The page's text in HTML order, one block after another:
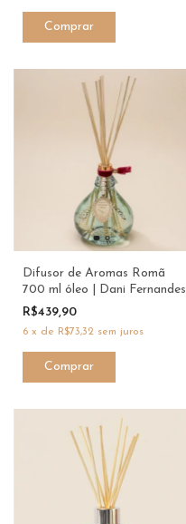
Difusor de Aromas Romã
700 ml óleo | Dani Fernandes
R$439,90
6 x de R$73,32 sem juros